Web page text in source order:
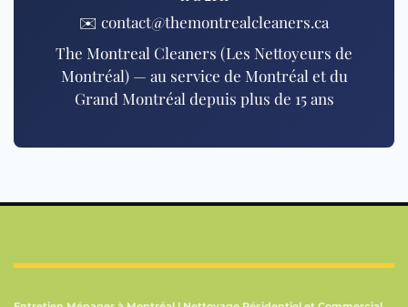
✉️ contact@themontrealcleaners.ca
The Montreal Cleaners (Les Nettoyeurs de
Montréal)— au service de Montréal et du
Grand Montréal depuis plus de 15 ans